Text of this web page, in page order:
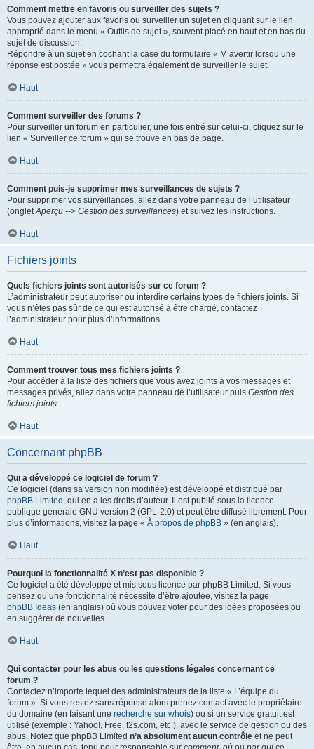
Comment mettre en favoris ou surveiller des sujets ?
Vous pouvez ajouter aux favoris ou surveiller un sujet en cliquant sur le lien
approprié dans le menu « Outils de sujet », souvent placé en haut et en bas du
sujet de discussion.
Répondre à un sujet en cochant la case du formulaire « M’avertir lorsqu’une
réponse est postée » vous permettra également de surveiller le sujet.
Haut
Comment surveiller des forums ?
Pour surveiller un forum en particulier, une fois entré sur celui-ci, cliquez sur le
lien « Surveiller ce forum » qui se trouve en bas de page.
Haut
Comment puis-je supprimer mes surveillances de sujets ?
Pour supprimer vos surveillances, allez dans votre panneau de l’utilisateur
(ongletAperçu --> Gestion des surveillances) et suivez les instructions.
Haut
Fichiers joints
Quels fichiers joints sont autorisés sur ce forum ?
L’administrateur peut autoriser ou interdire certains types de fichiers joints. Si
vous n’êtes pas sûr de ce qui est autorisé à être chargé, contactez
l’administrateur pour plus d’informations.
Haut
Comment trouver tous mes fichiers joints ?
Pour accéder à la liste des fichiers que vous avez joints à vos messages et
messages privés, allez dans votre panneau de l’utilisateur puis Gestion des
fichiers joints.
Haut
Concernant phpBB
Qui a développé ce logiciel de forum ?
Ce logiciel (dans sa version non modifiée) est développé et distribué par
phpBB Limited , qui en a les droits d’auteur. Il est publié sous la licence
publique générale GNU version 2 (GPL-2.0) et peut être diffusé librement. Pour
plus d’informations, visitez la page « À propos de phpBB » (en anglais).
Haut
Pourquoi la fonctionnalité X n’est pas disponible ?
Ce logiciel a été développé et mis sous licence par phpBB Limited. Si vous
pensez qu’une fonctionnalité nécessite d’être ajoutée, visitez la page
phpBB Ideas (en anglais) où vous pouvez voter pour des idées proposées ou
en suggérer de nouvelles.
Haut
Qui contacter pour les abus ou les questions légales concernant ce
forum ?
Contactez n’importe lequel des administrateurs de la liste « L’équipe du
forum ». Si vous restez sans réponse alors prenez contact avec le propriétaire
du domaine (en faisant une recherche sur whois) ou si un service gratuit est
utilisé (exemple : Yahoo!, Free, f2s.com, etc.), avec le service de gestion ou des
abus. Notez que phpBB Limited n’a absolument aucun contrôle et ne peut